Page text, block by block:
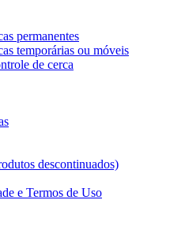
permanentes
temporárias ou móveis
de cerca
descontinuados)
e Termos de Uso